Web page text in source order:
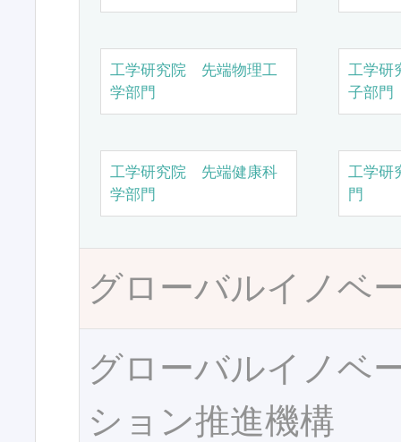
工学研究院 先端物理工
学部門
工学研
子部門
工学研究院 先端健康科
学部門
工学研
門
グローバルイノベ
グローバルイノベ
ション推進機構